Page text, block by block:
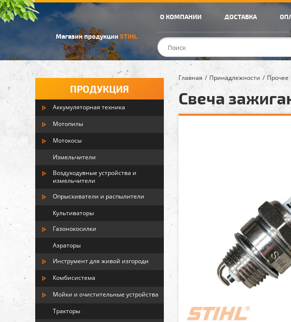
Магазин продукции STIHL
О КОМПАНИИ ДОСТАВКА
ПРОДУКЦИЯ
Аккумуляторная техника
Мотопилы
Мотокосы
Измельчители
Воздуходувные устройства и
измельчители
Опрыскиватели и распылители
Культиваторы
Газонокосилки
Аэраторы
Инструмент для живой изгороди
Комбисистема
Мойки и очистительные устройства
Тракторы
Главная Принадлежности Прочее
Свеча